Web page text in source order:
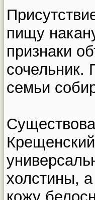
пищу
признаки
сочельник.
семьи
холстины,